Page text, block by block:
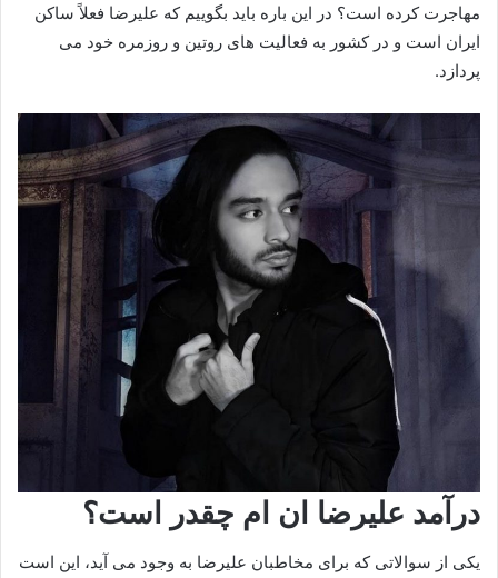
مهاجرت کرده است؟ در این باره باید بگوییم که علیرضا فعلاً ساکن
ایران است و در کشور به فعالیت‌ های روتین و روزمره خود می
پردازد.
درآمد علیرضا ان ام چقدر است؟
یکی از سوالاتی که برای مخاطبان علیرضا به وجود می‌ آید، این است